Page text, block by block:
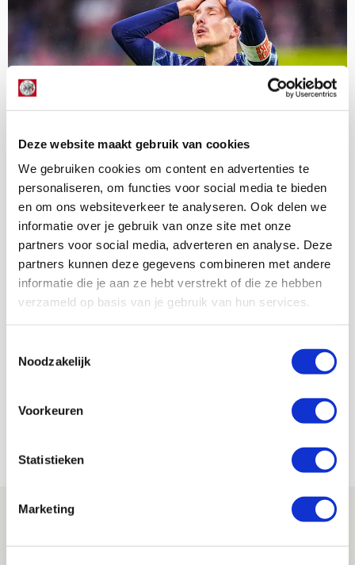
Deze website maakt gebruik van cookies
We gebruiken cookies om content en advertenties te
personaliseren, om functies voor social media te bieden
en om ons websiteverkeer te analyseren. Ook delen we
informatie over je gebruik van onze site met onze
partners voor social media, adverteren en analyse. Deze
partners kunnen deze gegevens combineren met andere
informatie die je aan ze hebt verstrekt of die ze hebben
verzameld op basis van je gebruik van hun services.
Noodzakelijk
Voorkeuren
Statistieken
Marketing
Flinke spiegel nodig in kleedkamer
Ajax
09 maart 2026 - 11:03
worden aangesteld als hoofdtrainer van Ajax.
Ook Fred Grim bleek niet meer dan een slecht
plakkend noodverband. En nee, deze selectie is
niet lekker samengesteld. Maar toch mag ik hopen